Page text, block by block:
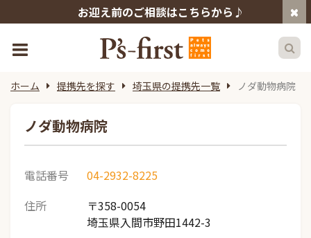
お迎え前のご相談はこちらから♪
ホーム 提携先を探す 埼玉県の提携先一覧 ノダ動物病院
ノダ動物病院
電話番号
04-2932-8225
住所
〒358-0054
埼玉県入間市野田1442-3